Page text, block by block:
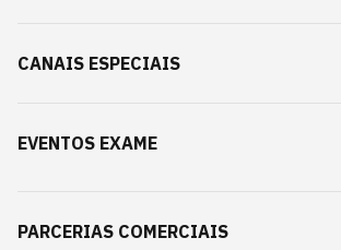
CANAIS ESPECIAIS
EVENTOS EXAME
PARCERIAS COMERCIAIS